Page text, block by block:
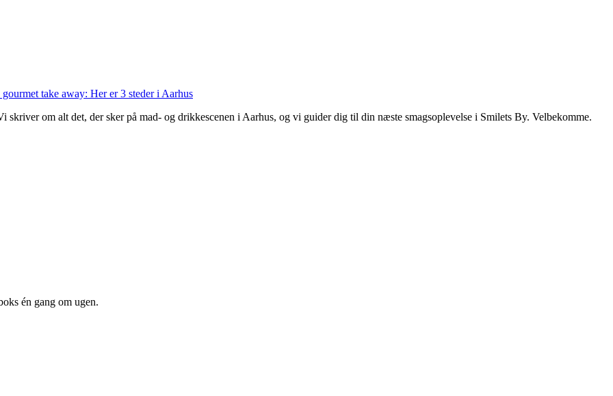
take away: Her er 3 steder i Aarhus
om alt det, der sker på mad- og drikkescenen i Aarhus, og vi guider dig til din næste smagsoplevelse i Smilets By. Velbekomme.
én gang om ugen.